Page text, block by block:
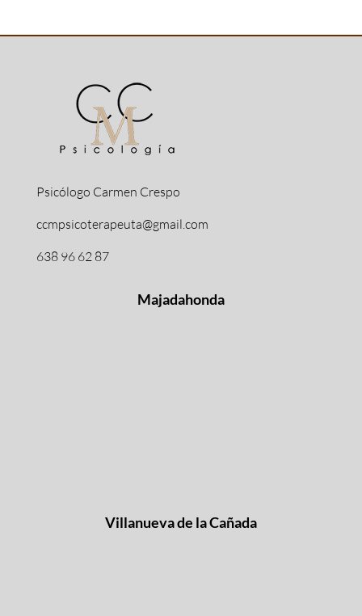
Psicólogo Carmen Crespo
ccmpsicoterapeuta@gmail.com
638 96 62 87
Majadahonda
Villanueva de la Cañada